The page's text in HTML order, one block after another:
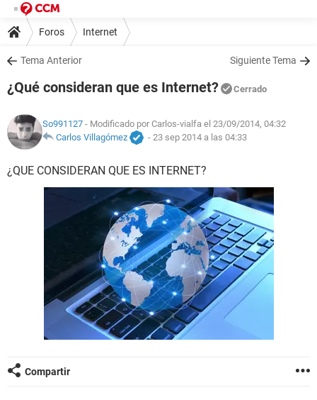
Foros Internet
Tema Anterior Siguiente Tema
¿Qué consideran que es Internet? Cerrado
So991127 - Modificado por Carlos-vialfa el 23/09/2014, 04:32
Carlos Villagómez
- 23 sep 2014 a las 04:33
¿QUE CONSIDERAN QUE ES INTERNET?
Compartir